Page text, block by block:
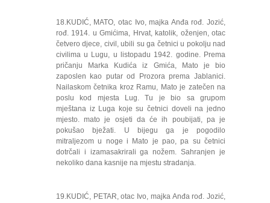
18.KUDIĆ, MATO, otac Ivo, majka Anđa rođ. Jozić,
rođ. 1914. u Gmićima, Hrvat, katolik, oženjen, otac
četvero djece, civil, ubili su ga četnici u pokolju nad
civilima u Lugu, u listopadu 1942. godine. Prema
pričanju Marka Kudića iz Gmića, Mato je bio
zaposlen kao putar od Prozora prema Jablanici.
Nailaskom četnika kroz Ramu, Mato je zatečen na
poslu kod mjesta Lug. Tu je bio sa grupom
mještana iz Luga koje su četnici doveli na jedno
mjesto. mato je osjeti da će ih poubijati, pa je
pokušao bježati. U bijegu ga je pogodilo
mitraljezom u noge i Mato je pao, pa su četnici
dotrčali i izamasakrirali ga nožem. Sahranjen je
nekoliko dana kasnije na mjestu stradanja.
19.KUDIĆ, PETAR, otac Ivo, majka Anđa rođ. Jozić,